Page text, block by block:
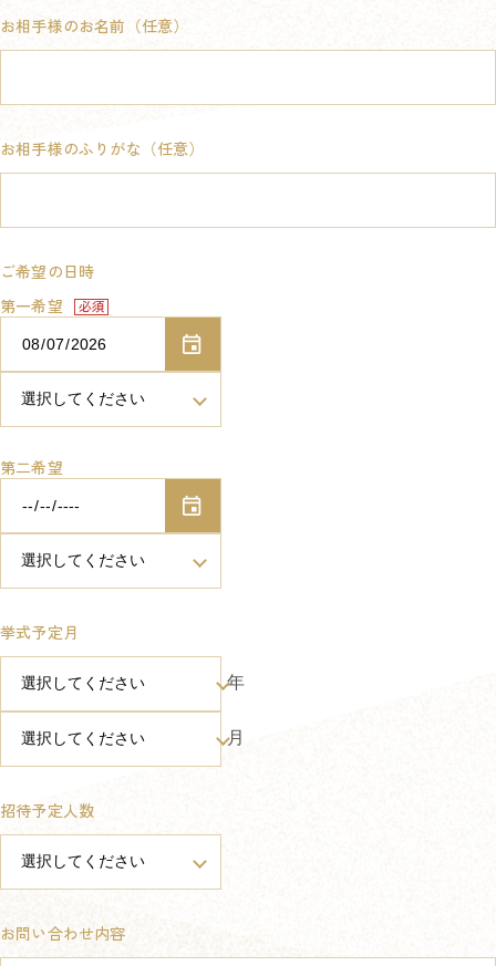
お相手様のお名前（任意）
お相手様のふりがな（任意）
ご希望の日時
第一希望
第二希望
挙式予定月
年
月
招待予定人数
お問い合わせ内容